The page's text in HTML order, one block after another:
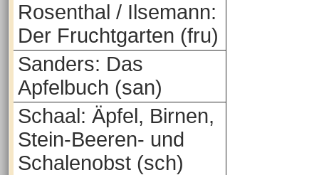
Rosenthal / Ilsemann:
Der Fruchtgarten (fru)
Sanders: Das
Apfelbuch (san)
Schaal: Äpfel, Birnen,
Stein-Beeren- und
Schalenobst (sch)